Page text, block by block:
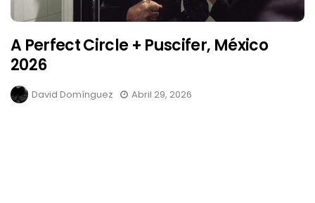
A Perfect Circle + Puscifer, México
2026
David Domínguez Abril 29, 2026